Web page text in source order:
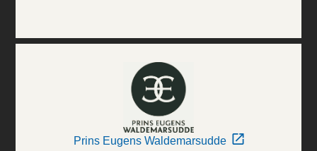
Prins Eugens Waldemarsudde